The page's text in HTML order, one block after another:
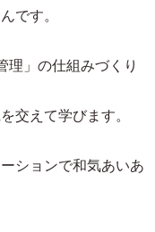
です。
理」の仕組みづくり
交えて学びます。
ションで和気あいあ